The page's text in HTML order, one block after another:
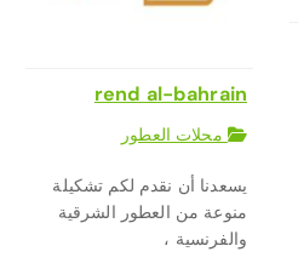
rend al-bahrain
محلات العطور
يسعدنا أن نقدم لكم تشكيلة
منوعة من العطور الشرقية
والفرنسية ،